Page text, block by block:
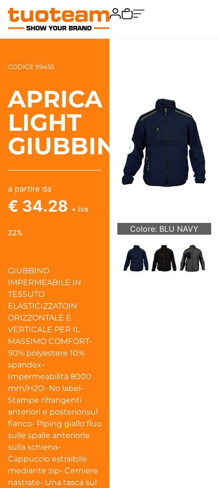
Colore: BLU NAVY
CODICE 99455
APRICA
LIGHT
GIUBBINO
a partire da
€ 34.28 + iva
22%
GIUBBINO
IMPERMEABILE IN
TESSUTO
ELASTICIZZATOIN
ORIZZONTALE E
VERTICALE PER IL
MASSIMO COMFORT-
90% polyestere 10%
spandex-
Impermeabilità 8000
mm/H2O- No label-
Stampe rifrangenti
anteriori e posteriorisul
fianco- Piping giallo fluo
sulle spalle anteriorie
sulla schiena-
Cappuccio estraibile
mediante zip- Cerniere
nastrate- Una tasca sul